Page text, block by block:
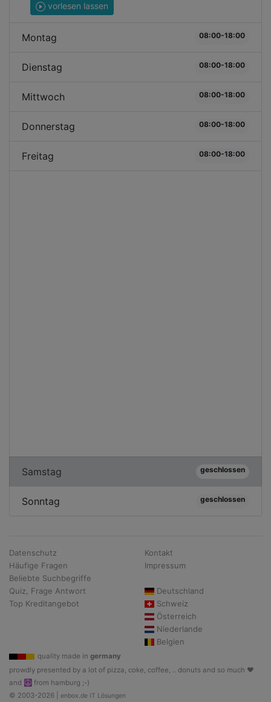
vorlesen lassen
Montag 08:00-18:00
Dienstag 08:00-18:00
Mittwoch 08:00-18:00
Donnerstag 08:00-18:00
Freitag 08:00-18:00
Samstag geschlossen
Sonntag geschlossen
Datenschutz
Häufige Fragen
Beliebte Suchbegriffe
Quiz, Frage Antwort
Top Kreditangebot
Kontakt
Impressum
Deutschland
Schweiz
Österreich
Niederlande
Belgien
quality made in germany
prowdly presented by a lot of pizza, coke, coffee, .. donuts and so much ♥
and ☮ from hamburg ;-)
© 2003-2026 | enbox.de IT Lösungen